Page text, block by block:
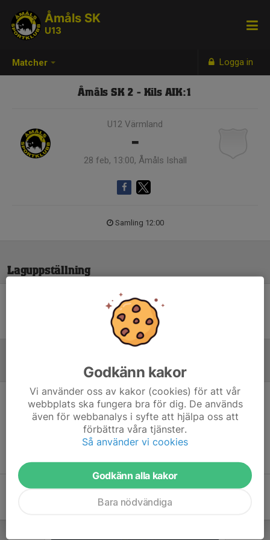
Matcher Logga in
Åmåls SK
U13
Åmåls SK 2 - Kils AIK:1
U12 Värmland
-
28 feb, 13:00, Åmåls Ishall
Samling 12:00
Laguppställning
Ingen uppställning ifylld
Inget referat skrivet
Godkänn kakor
Vi använder oss av kakor (cookies) för att vår
webbplats ska fungera bra för dig. De används
även för webbanalys i syfte att hjälpa oss att
förbättra våra tjänster.
Så använder vi cookies
Godkänn alla kakor
Bara nödvändiga